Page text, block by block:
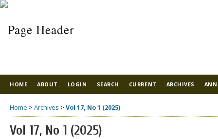
HOME ABOUT LOGIN SEARCH CURRENT ARCHIVES
Home > Archives > Vol 17, No 1 (2025)
Vol 17, No 1 (2025)